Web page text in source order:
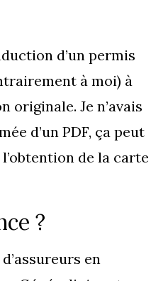
d’un permis
à moi) à
originale. Je n’avais
d’un PDF, ça peut
de la carte
?
en